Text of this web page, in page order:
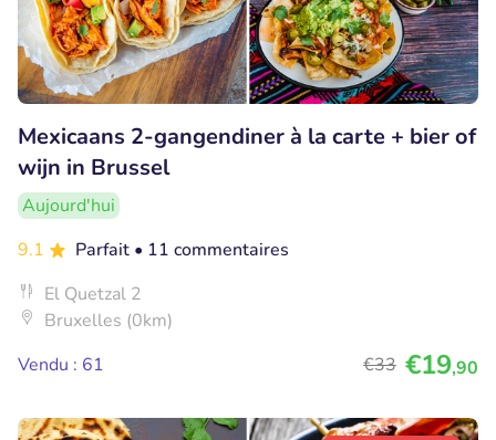
Mexicaans 2-gangendiner à la carte + bier of
wijn in Brussel
Aujourd'hui
9.1
Parfait • 11 commentaires
El Quetzal 2
Bruxelles (0km)
Vendu : 61
€33 €19,90